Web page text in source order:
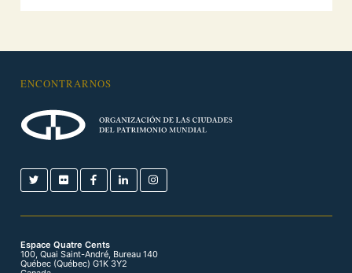
ENCONTRARNOS
Espace Quatre Cents
100, Quai Saint-André, Bureau 140
Québec (Québec) G1K 3Y2